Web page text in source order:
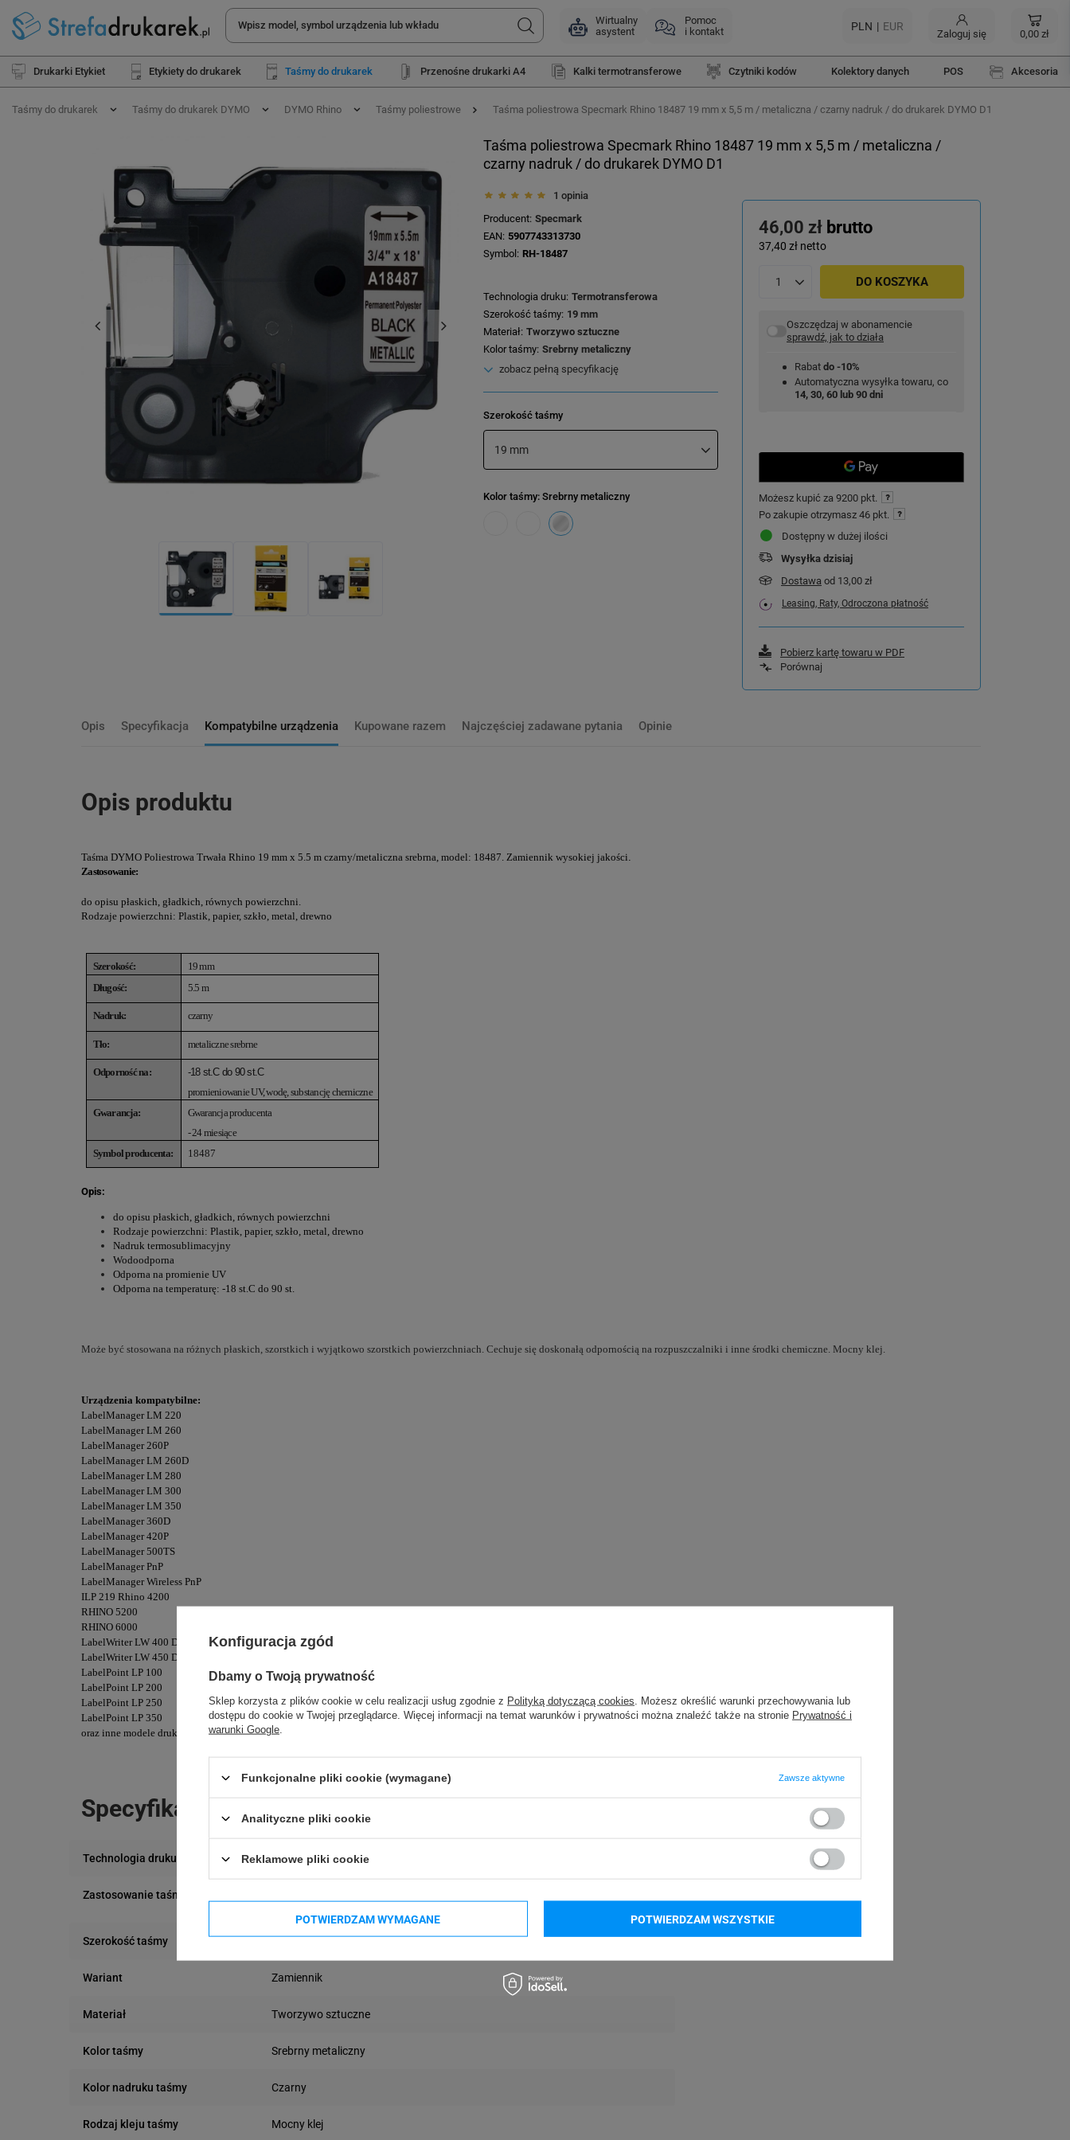
Wirtualny
asystent
Pomoc
i kontakt
PLN EUR
Zaloguj się 0,00 zł
Drukarki Etykiet Etykiety do drukarek Taśmy do drukarek Przenośne drukarki A4 Kalki termotransferowe Czytniki kodów Kolektory danych POS Akcesoria
Taśmy do drukarek Taśmy do drukarek DYMO DYMO Rhino Taśmy poliestrowe Taśma poliestrowa Specmark Rhino 18487 19 mm x 5,5 m / metaliczna / czarny nadruk / do drukarek DYMO D1
Taśma poliestrowa Specmark Rhino 18487 19 mm x 5,5 m / metaliczna /
czarny nadruk / do drukarek DYMO D1
1 opinia
46,00 zł brutto
37,40 zł netto
DO KOSZYKA
Oszczędzaj w abonamencie
sprawdź, jak to działa
Rabat do -10%
Automatyczna wysyłka towaru, co
14, 30, 60 lub 90 dni
Możesz kupić za 9200 pkt.
Po zakupie otrzymasz 46 pkt.
Dostępny w dużej ilości
Wysyłka dzisiaj
Dostawa od 13,00 zł
Leasing, Raty, Odroczona płatność
Pobierz kartę towaru w PDF
Porównaj
Producent Specmark
EAN 5907743313730
Symbol
RH-18487
Technologia druku Termotransferowa
Szerokość taśmy 19 mm
Materiał Tworzywo sztuczne
Kolor taśmy Srebrny metaliczny
zobacz pełną specyfikację
Szerokość taśmy
19 mm
Kolor taśmy: Srebrny metaliczny
Opis Specyfikacja Kompatybilne urządzenia Kupowane razem Najczęściej zadawane pytania Opinie
Opis produktu
Taśma DYMO Poliestrowa Trwała Rhino 19 mm x 5.5 m czarny/metaliczna srebrna, model: 18487. Zamiennik wysokiej jakości
Zastosowanie:
do opisu płaskich, gładkich, równych powierzchni.
Rodzaje powierzchni: Plastik, papier, szkło, metal, drewno
Szerokość:
19 mm
Długość:
5.5 m
Nadruk: czarny
Tło: metaliczne srebrne
Odporność na:
-18 st.C do 90 st.C
promieniowanie UV, wodę, substancję chemiczne
Gwarancja:
Gwarancja producenta
- 24 miesiące
Symbol producenta:
18487
Opis:
do opisu płaskich, gładkich, równych powierzchni
Rodzaje powierzchni: Plastik, papier, szkło, metal, drewno
Nadruk termosublimacyjny
Wodoodporna
Odporna na promienie UV
Odporna na temperaturę: -18 st.C do 90 st.
Może być stosowana na różnych płaskich, szorstkich i wyjątkowo szorstkich powierzchniach. Cechuje się doskonałą odpornością na rozpuszczalniki i inne środki chemiczne. Mocny klej.
Urządzenia kompatybilne:
LabelManager LM 220
LabelManager LM 260
LabelManager 260P
LabelManager LM 260D
LabelManager LM 280
LabelManager LM 300
LabelManager LM 350
LabelManager 360D
LabelManager 420P
LabelManager 500TS
LabelManager PnP
LabelManager Wireless PnP
ILP 219 Rhino 4200
RHINO 5200
RHINO 6000
LabelWriter LW 400 Duo
LabelWriter LW 450 Duo
LabelPoint LP 100
LabelPoint LP 200
LabelPoint LP 250
LabelPoint LP 350
oraz inne modele drukarek DYMO.
Specyfikacja
Technologia druku Termotransferowa
Zastosowanie taśmy
Szerokość taśmy 19 mm
Wariant Zamiennik
Materiał Tworzywo sztuczne
Kolor taśmy Srebrny metaliczny
Kolor nadruku taśmy Czarny
Rodzaj kleju taśmy Mocny klej
Konfiguracja zgód
Dbamy o Twoją prywatność
Sklep korzysta z plików cookie w celu realizacji usług zgodnie z Polityką dotyczącą cookies . Możesz określić warunki przechowywania lub
dostępu do cookie w Twojej przeglądarce. Więcej informacji na temat warunków i prywatności można znaleźć także na stronie Prywatność i
warunki Google
Funkcjonalne pliki cookie (wymagane) Zawsze aktywne
Analityczne pliki cookie
Reklamowe pliki cookie
POTWIERDZAM WYMAGANE POTWIERDZAM WSZYSTKIE